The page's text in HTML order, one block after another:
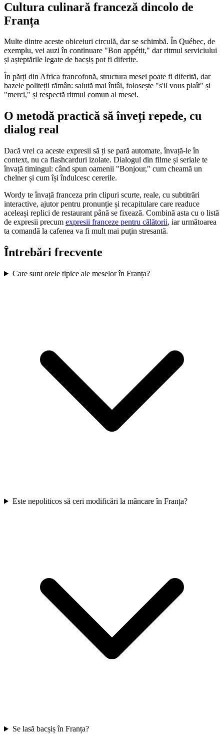
Cultura culinară franceză dincolo de
Franța
Multe dintre aceste obiceiuri circulă, dar se schimbă. În Québec, de
exemplu, vei auzi în continuare "Bon appétit," dar ritmul serviciului
și așteptările legate de bacșiș pot fi diferite.
În părți din Africa francofonă, structura mesei poate fi diferită, dar
bazele politeții rămân: salută mai întâi, folosește "s'il vous plaît" și
"merci," și respectă ritmul comun al mesei.
O metodă practică să înveți repede, cu
dialog real
Dacă vrei ca aceste expresii să ți se pară automate, învață-le în
context, nu ca flashcarduri izolate. Dialogul din filme și seriale te
învață timingul: când spun oamenii "Bonjour," cum cheamă un
chelner și cum își îndulcesc cererile.
Wordy te învață franceza prin clipuri scurte, reale, cu subtitrări
interactive, ajutor pentru pronunție și recapitulare care readuce
aceleași replici de restaurant până se fixează. Combină asta cu o listă
de expresii precum expresii franceze pentru călătorii, iar următoarea
ta comandă la cafenea va fi mult mai puțin stresantă.
Întrebări frecvente
Care sunt orele tipice ale meselor în Franța?
Este nepoliticos să ceri modificări la mâncare în Franța?
Se lasă bacșiș în Franța?